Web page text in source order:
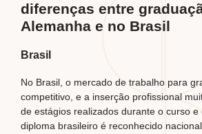
diferenças entre
Alemanha e no Brasil
Brasil
No Brasil, o mercado de trabalho para
competitivo, e a inserção profissional
de estágios realizados durante o curso e
diploma brasileiro é reconhecido